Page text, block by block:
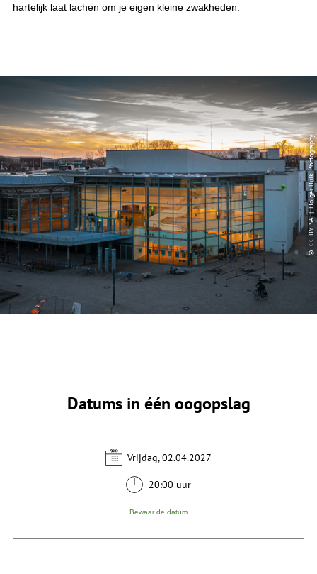
hartelijk laat lachen om je eigen kleine zwakheden.
© CC-BY-SA | Holger Bulk Photography
Datums in één oogopslag
Vrijdag, 02.04.2027
20:00 uur
Bewaar de datum